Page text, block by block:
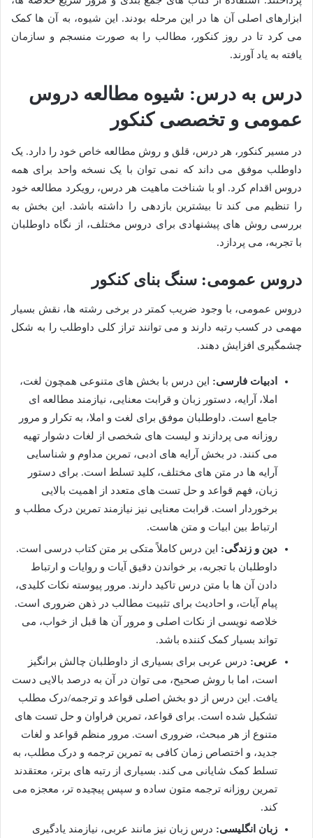
ابزارهای اصلی آن ها در این مرحله بودند. این شیوه، به آن ها کمک
می کرد تا در روز کنکور، مطالب را به صورت منسجم و سازمان
یافته به یاد آورند.
درس به درس: شیوه مطالعه دروس
عمومی و تخصصی کنکور
در مسیر کنکور، هر درس، قلق و روش مطالعه خاص خود را دارد. یک
داوطلب موفق می داند که نمی توان با یک نسخه واحد برای همه
دروس اقدام کرد. او با شناخت ماهیت هر درس، رویکرد مطالعه خود
را تنظیم می کند تا بیشترین بازدهی را داشته باشد. این بخش به
بررسی روش های پیشنهادی برای دروس مختلف، از نگاه داوطلبان
با تجربه، می پردازد.
دروس عمومی: سنگ بنای کنکور
دروس عمومی، با وجود ضریب کمتر در برخی رشته ها، نقش بسیار
مهمی در کسب رتبه دارند و می توانند تراز کلی داوطلب را به شکل
چشمگیری افزایش دهند.
ادبیات فارسی: این درس با بخش های متنوعی همچون لغت،
املا، آرایه، دستور زبان و قرابت معنایی، نیازمند مطالعه ای
جامع است. داوطلبان موفق برای لغت و املا، به تکرار و مرور
روزانه می پردازند و لیست های شخصی از لغات دشوار تهیه
می کنند. در بخش آرایه های ادبی، تمرین مداوم و شناسایی
آرایه ها در متن های مختلف، کلید تسلط است. برای دستور
زبان، فهم قواعد و حل تست های متعدد از اهمیت بالایی
برخوردار است. قرابت معنایی نیز نیازمند تمرین درک مطلب و
ارتباط بین ابیات و متن هاست.
دین و زندگی: این درس کاملاً متکی بر متن کتاب درسی است.
داوطلبان با تجربه، بر خواندن دقیق آیات و روایات و ارتباط
دادن آن ها با متن درس تاکید دارند. مرور پیوسته نکات کلیدی،
پیام آیات، و احادیث برای تثبیت مطالب در ذهن ضروری است.
خلاصه نویسی از نکات اصلی و مرور آن ها قبل از خواب، می
تواند بسیار کمک کننده باشد.
عربی: درس عربی برای بسیاری از داوطلبان چالش برانگیز
است، اما با روش صحیح، می توان در آن به درصد بالایی دست
یافت. این درس از دو بخش اصلی قواعد و ترجمه/درک مطلب
تشکیل شده است. برای قواعد، تمرین فراوان و حل تست های
متنوع از هر مبحث، ضروری است. مرور منظم قواعد و لغات
جدید، و اختصاص زمان کافی به تمرین ترجمه و درک مطلب، به
تسلط کمک شایانی می کند. بسیاری از رتبه های برتر، معتقدند
تمرین روزانه ترجمه متون ساده و سپس پیچیده تر، معجزه می
کند.
زبان انگلیسی: درس زبان نیز مانند عربی، نیازمند یادگیری